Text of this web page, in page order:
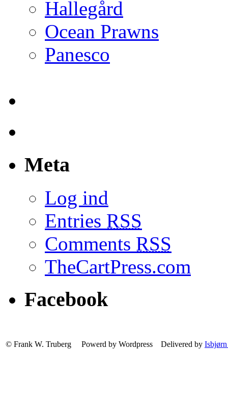
Hallegård
Ocean Prawns
Panesco
Meta
Log ind
Entries RSS
Comments RSS
TheCartPress.com
Facebook
© Frank W. Truberg Powerd by Wordpress Delivered by